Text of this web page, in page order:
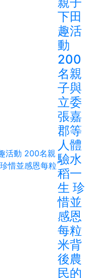
下田
趣活
動
200
名親
子與
立委
張嘉
郡等
人體
驗水
稻一
生 珍
惜並
感恩
每粒
米背
後農
民的